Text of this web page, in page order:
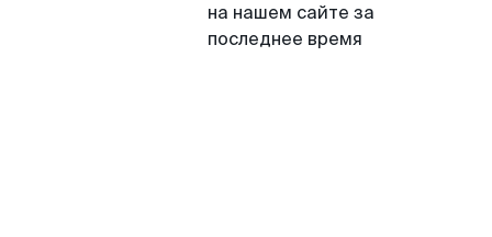
на нашем сайте за
последнее время